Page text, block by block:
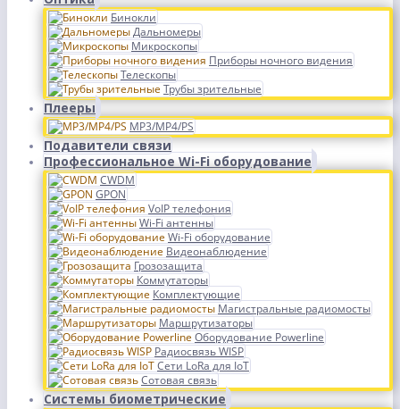
Бинокли
Дальномеры
Микроскопы
Приборы ночного видения
Телескопы
Трубы зрительные
Плееры
MP3/MP4/PS
Подавители связи
Профессиональное Wi-Fi оборудование
CWDM
GPON
VoIP телефония
Wi-Fi антенны
Wi-Fi оборудование
Видеонаблюдение
Грозозащита
Коммутаторы
Комплектующие
Магистральные радиомосты
Маршрутизаторы
Оборудование Powerline
Радиосвязь WISP
Сети LoRa для IoT
Сотовая связь
Системы биометрические